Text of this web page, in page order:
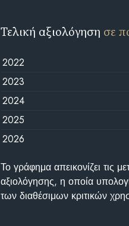
Τελική αξιολόγηση σε
2022
2023
2024
2025
2026
Το γράφημα απεικονίζει τις
αξιολόγησης, η οποία
των διαθέσιμων κριτικών